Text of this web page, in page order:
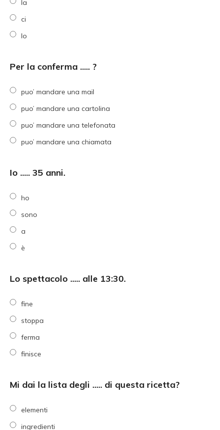
la
ci
lo
Per la conferma ..... ?
puo’ mandare una mail
puo’ mandare una cartolina
puo’ mandare una telefonata
puo’ mandare una chiamata
Io ..... 35 anni.
ho
sono
a
è
Lo spettacolo ..... alle 13:30.
fine
stoppa
ferma
finisce
Mi dai la lista degli ..... di questa ricetta?
elementi
ingredienti